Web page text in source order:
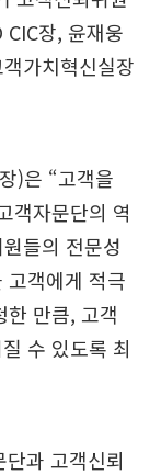
장, 윤재웅
가치혁신실장
)은 “고객을
객자문단의 역
들의 전문성
고객에게 적극
한 만큼, 고객
수 있도록 최
과 고객신뢰